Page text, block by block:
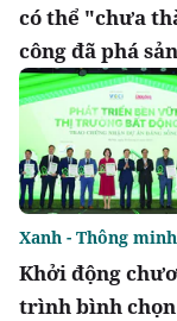
có thể "chưa
công đã phá
Khởi động
trình bình chọn
Xanh - Thông minh